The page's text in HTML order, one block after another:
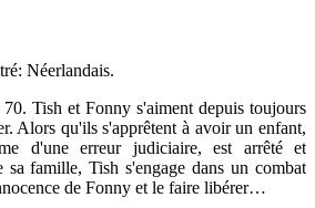
Néerlandais.
70. Tish et Fonny s'aiment depuis toujours
Alors qu'ils s'apprêtent à avoir un enfant,
d'une erreur judiciaire, est arrêté et
sa famille, Tish s'engage dans un combat
de Fonny et le faire libérer…